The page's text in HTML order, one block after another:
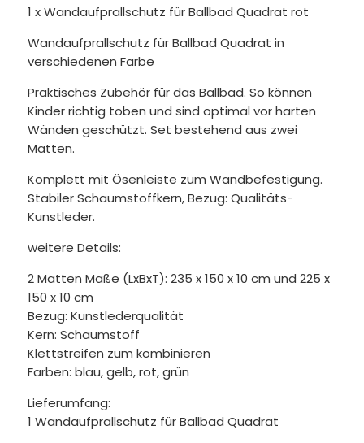
1 x Wandaufprallschutz für Ballbad Quadrat rot
Wandaufprallschutz für Ballbad Quadrat in
verschiedenen Farbe
Praktisches Zubehör für das Ballbad. So können
Kinder richtig toben und sind optimal vor harten
Wänden geschützt. Set bestehend aus zwei
Matten.
Komplett mit Ösenleiste zum Wandbefestigung.
Stabiler Schaumstoffkern, Bezug: Qualitäts-
Kunstleder.
weitere Details:
2 Matten Maße (LxBxT): 235 x 150 x 10 cm und 225 x
150 x 10 cm
Bezug: Kunstlederqualität
Kern: Schaumstoff
Klettstreifen zum kombinieren
Farben: blau, gelb, rot, grün
Lieferumfang:
1 Wandaufprallschutz für Ballbad Quadrat